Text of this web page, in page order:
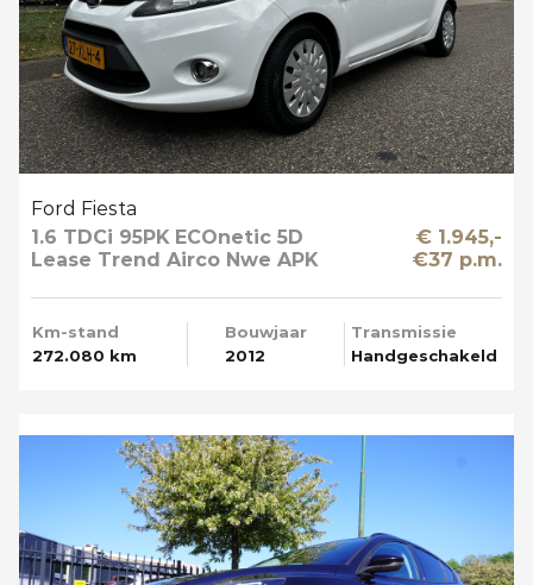
Ford Fiesta
1.6 TDCi 95PK ECOnetic 5D
Lease Trend Airco Nwe APK
€ 1.945,-
€37 p.m.
Km-stand
272.080 km
Bouwjaar
2012
Transmissie
Handgeschakeld